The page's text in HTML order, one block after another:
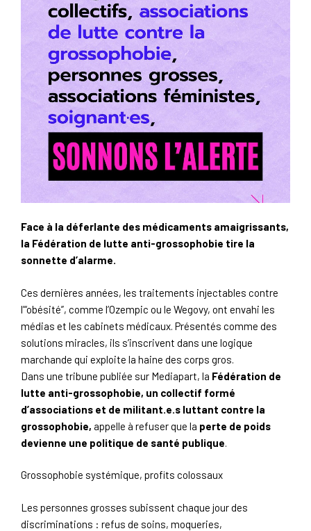
Face à la déferlante des médicaments amaigrissants,
la Fédération de lutte anti-grossophobie tire la
sonnette d’alarme.
Ces dernières années, les traitements injectables contre
l’“obésité”, comme l’Ozempic ou le Wegovy, ont envahi les
médias et les cabinets médicaux. Présentés comme des
solutions miracles, ils s’inscrivent dans une logique
marchande qui exploite la haine des corps gros.
Dans une tribune publiée sur Mediapart, la Fédération de
lutte anti-grossophobie, un collectif formé
d’associations et de militant.e.s luttant contre la
grossophobie, appelle à refuser que la perte de poids
devienne une politique de santé publique.
Grossophobie systémique, profits colossaux
Les personnes grosses subissent chaque jour des
discriminations : refus de soins, moqueries,